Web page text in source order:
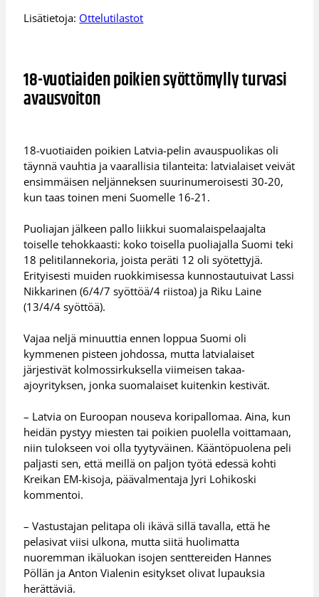
Lisätietoja: Ottelutilastot
18-vuotiaiden poikien syöttömylly turvasi
avausvoiton
18-vuotiaiden poikien Latvia-pelin avauspuolikas oli
täynnä vauhtia ja vaarallisia tilanteita: latvialaiset veivät
ensimmäisen neljänneksen suurinumeroisesti 30-20,
kun taas toinen meni Suomelle 16-21.
Puoliajan jälkeen pallo liikkui suomalaispelaajalta
toiselle tehokkaasti: koko toisella puoliajalla Suomi teki
18 pelitilannekoria, joista peräti 12 oli syötettyjä.
Erityisesti muiden ruokkimisessa kunnostautuivat Lassi
Nikkarinen (6/4/7 syöttöä/4 riistoa) ja Riku Laine
(13/4/4 syöttöä).
Vajaa neljä minuuttia ennen loppua Suomi oli
kymmenen pisteen johdossa, mutta latvialaiset
järjestivät kolmossirkuksella viimeisen takaa-
ajoyrityksen, jonka suomalaiset kuitenkin kestivät.
– Latvia on Euroopan nouseva koripallomaa. Aina, kun
heidän pystyy miesten tai poikien puolella voittamaan,
niin tulokseen voi olla tyytyväinen. Kääntöpuolena peli
paljasti sen, että meillä on paljon työtä edessä kohti
Kreikan EM-kisoja, päävalmentaja Jyri Lohikoski
kommentoi.
– Vastustajan pelitapa oli ikävä sillä tavalla, että he
pelasivat viisi ulkona, mutta siitä huolimatta
nuoremman ikäluokan isojen senttereiden Hannes
Pöllän ja Anton Vialenin esitykset olivat lupauksia
herättäviä.